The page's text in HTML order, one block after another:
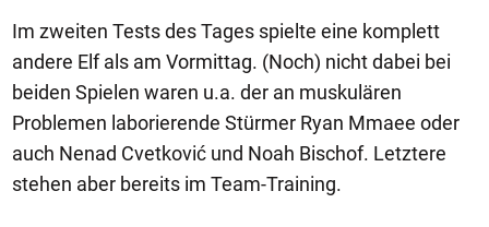
Im zweiten Tests des Tages spielte eine komplett
andere Elf als am Vormittag. (Noch) nicht dabei bei
beiden Spielen waren u.a. der an muskulären
Problemen laborierende Stürmer Ryan Mmaee oder
auch Nenad Cvetković und Noah Bischof. Letztere
stehen aber bereits im Team-Training.